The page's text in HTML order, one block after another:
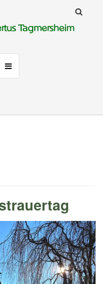
Tagmersheim